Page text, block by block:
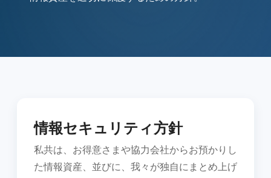
情報セキュリティ方針
私共は、お得意さまや協力会社からお預かりし
た情報資産、並びに、我々が独自にまとめ上げ